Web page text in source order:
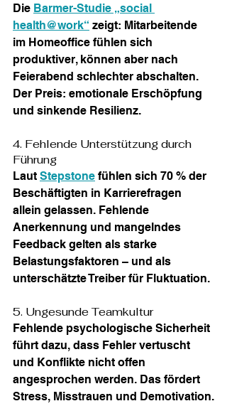
Die Barmer-Studie „social
health@work“ zeigt: Mitarbeitende
im Homeoffice fühlen sich
produktiver, können aber nach
Feierabend schlechter abschalten.
Der Preis: emotionale Erschöpfung
und sinkende Resilienz.
4. Fehlende Unterstützung durch
Führung
Laut Stepstone fühlen sich 70 % der
Beschäftigten in Karrierefragen
allein gelassen. Fehlende
Anerkennung und mangelndes
Feedback gelten als starke
Belastungsfaktoren – und als
unterschätzte Treiber für Fluktuation.
5. Ungesunde Teamkultur
Fehlende psychologische Sicherheit
führt dazu, dass Fehler vertuscht
und Konflikte nicht offen
angesprochen werden. Das fördert
Stress, Misstrauen und Demotivation.